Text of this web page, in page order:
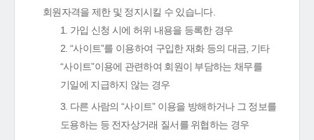
회원자격을 제한 및 정지시킬 수 있습니다.
1. 가입 신청 시에 허위 내용을 등록한 경우
2. “사이트”를 이용하여 구입한 재화 등의 대금, 기타
“사이트”이용에 관련하여 회원이 부담하는 채무를
기일에 지급하지 않는 경우
3. 다른 사람의 “사이트” 이용을 방해하거나 그 정보를
도용하는 등 전자상거래 질서를 위협하는 경우